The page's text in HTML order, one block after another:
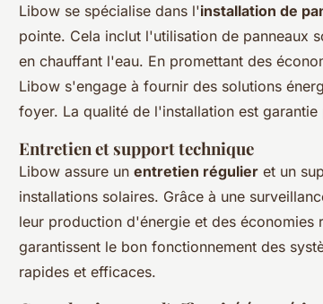
Libow se spécialise dans l'installation de
pointe. Cela inclut l'utilisation de panneaux
en chauffant l'eau. En promettant des
Libow s'engage à fournir des solutions
foyer. La qualité de l'installation est garantie
Entretien et support technique
Libow assure un entretien régulier et un
installations solaires. Grâce à une
leur production d'énergie et des économies
garantissent le bon fonctionnement des
rapides et efficaces.